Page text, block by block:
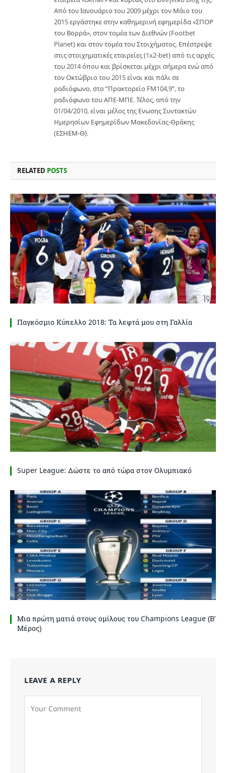
Από τον Ιανουάριο του 2009 μέχρι τον Μάιο του
2015 εργάστηκε στην καθημερινή εφημερίδα «ΣΠΟΡ
του Βορρά», στον τομέα των Διεθνών (Footbet
Planet) και στον τομέα του Στοιχήματος. Επέστρεψε
στις στοιχηματικές εταιρείες (1x2-bet) από τις αρχές
του 2014 όπου και βρίσκεται μέχρι σήμερα ενώ από
τον Οκτώβριο του 2015 είναι και πάλι σε
ραδιόφωνο, στο “Πρακτορείο FM104,9”, το
ραδιόφωνο του ΑΠΕ-ΜΠΕ. Τέλος, από την
01/04/2010, είναι μέλος της Ενωσης Συντακτών
Ημερησίων Εφημερίδων Μακεδονίας-Θράκης
(ΕΣΗΕΜ-Θ).
RELATED POSTS
Παγκόσμιο Κύπελλο 2018: Τα λεφτά μου στη Γαλλία
Super League: Δώστε το από τώρα στον Ολυμπιακό
Μια πρώτη ματιά στους ομίλους του Champions League (Β’
Μέρος)
LEAVE A REPLY